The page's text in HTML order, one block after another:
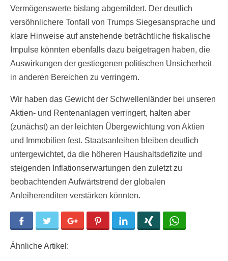
Vermögenswerte bislang abgemildert. Der deutlich
versöhnlichere Tonfall von Trumps Siegesansprache und
klare Hinweise auf anstehende beträchtliche fiskalische
Impulse könnten ebenfalls dazu beigetragen haben, die
Auswirkungen der gestiegenen politischen Unsicherheit
in anderen Bereichen zu verringern.
Wir haben das Gewicht der Schwellenländer bei unseren
Aktien- und Rentenanlagen verringert, halten aber
(zunächst) an der leichten Übergewichtung von Aktien
und Immobilien fest. Staatsanleihen bleiben deutlich
untergewichtet, da die höheren Haushaltsdefizite und
steigenden Inflationserwartungen den zuletzt zu
beobachtenden Aufwärtstrend der globalen
Anleiherenditen verstärken könnten.
Facebook Twitter Google+ Pinterest LinkedIn
Ähnliche Artikel: